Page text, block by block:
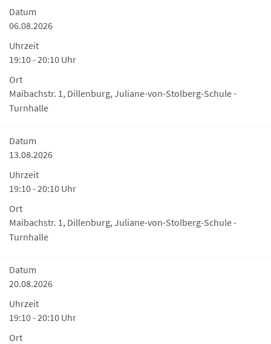
Datum
06.08.2026
Uhrzeit
19:10 - 20:10 Uhr
Ort
Maibachstr. 1, Dillenburg, Juliane-von-Stolberg-Schule -
Turnhalle
Datum
13.08.2026
Uhrzeit
19:10 - 20:10 Uhr
Ort
Maibachstr. 1, Dillenburg, Juliane-von-Stolberg-Schule -
Turnhalle
Datum
20.08.2026
Uhrzeit
19:10 - 20:10 Uhr
Ort